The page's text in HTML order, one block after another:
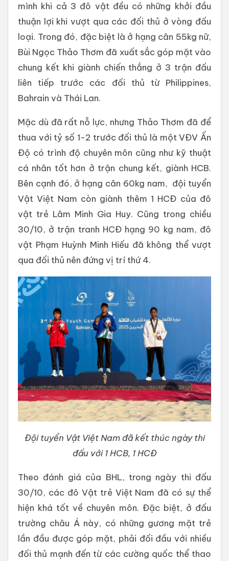
mình khi cả 3 đô vật đều có những khởi đầu
thuận lợi khi vượt qua các đối thủ ở vòng đấu
loại. Trong đó, đặc biệt là ở hạng cân 55kg nữ,
Bùi Ngọc Thảo Thơm đã xuất sắc góp mặt vào
chung kết khi giành chiến thắng ở 3 trận đấu
liên tiếp trước các đối thủ từ Philippines,
Bahrain và Thái Lan.
Mặc dù đã rất nỗ lực, nhưng Thảo Thơm đã để
thua với tỷ số 1-2 trước đối thủ là một VĐV Ấn
Độ có trình độ chuyên môn cũng như kỹ thuật
cá nhân tốt hơn ở trận chung kết, giành HCB.
Bên cạnh đó, ở hạng cân 60kg nam, đội tuyển
Vật Việt Nam còn giành thêm 1 HCĐ của đô
vật trẻ Lâm Minh Gia Huy. Cũng trong chiều
30/10, ở trận tranh HCĐ hạng 90 kg nam, đô
vật Phạm Huỳnh Minh Hiếu đã không thể vượt
qua đối thủ nên đứng vị trí thứ 4.
Đội tuyển Vật Việt Nam đã kết thúc ngày thi
đấu với 1 HCB, 1 HCĐ
Theo đánh giá của BHL, trong ngày thi đấu
30/10, các đô Vật trẻ Việt Nam đã có sự thể
hiện khá tốt về chuyên môn. Đặc biệt, ở đấu
trường châu Á này, có những gương mặt trẻ
lần đầu được góp mặt, phải đối đầu với nhiều
đối thủ mạnh đến từ các cường quốc thể thao